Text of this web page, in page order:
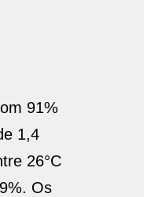
91%
1,4
26°C
Os